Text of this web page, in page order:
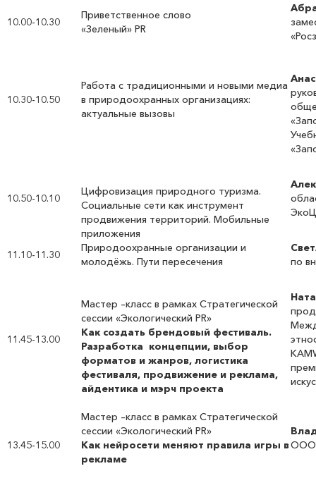
10.00-10.30
Приветственное слово
«Зеленый» PR
10.30-10.50
Работа с традиционными и новыми медиа
в природоохранных организациях:
актуальные вызовы
10.50-10.10
Цифровизация природного туризма.
Социальные сети как инструмент
продвижения территорий. Мобильные
приложения
11.10-11.30
Природоохранные организации и
молодёжь. Пути пересечения
по
11.45-13.00
Мастер –класс в рамках Стратегической
сессии «Экологический PR»
Как создать брендовый фестиваль.
Разработка концепции, выбор
форматов и жанров, логистика
фестиваля, продвижение и реклама,
айдентика и мэрч проекта
13.45-15.00
Мастер –класс в рамках Стратегической
сессии «Экологический PR»
Как нейросети меняют правила игры в
рекламе
ООО